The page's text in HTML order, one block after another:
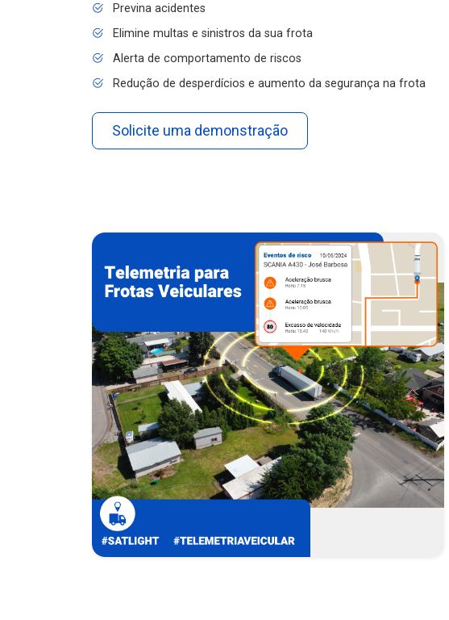
Previna acidentes
Elimine multas e sinistros da sua frota
Alerta de comportamento de riscos
Redução de desperdícios e aumento da segurança na frota
Solicite uma demonstração